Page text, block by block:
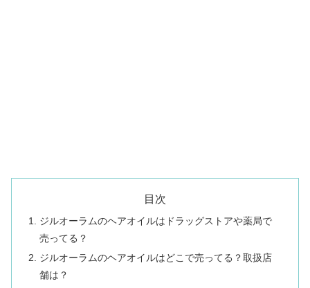
目次
ジルオーラムのヘアオイルはドラッグストアや薬局で
売ってる？
ジルオーラムのヘアオイルはどこで売ってる？取扱店
舗は？